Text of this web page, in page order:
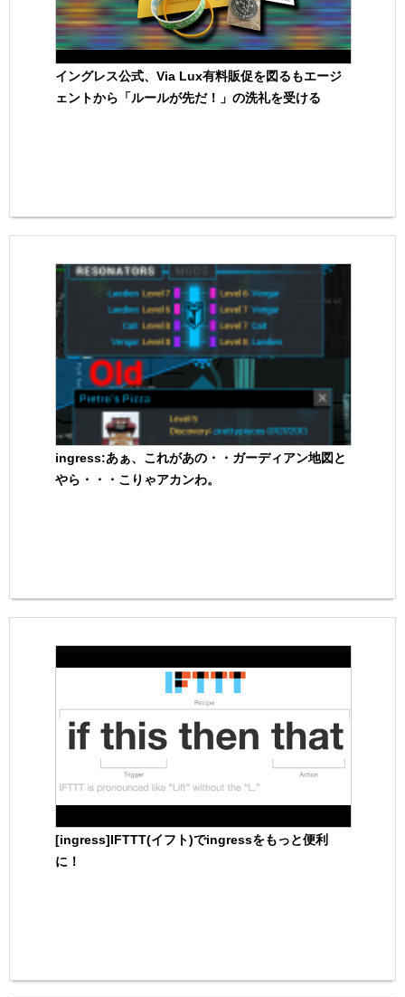
イングレス公式、Via Lux有料販促を図るもエージ
ェントから「ルールが先だ！」の洗礼を受ける
ingress:あぁ、これがあの・・ガーディアン地図と
やら・・・こりゃアカンわ。
[ingress]IFTTT(イフト)でingressをもっと便利
に！